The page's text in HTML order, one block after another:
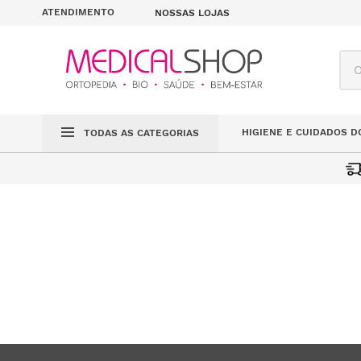
ATENDIMENTO NOSSAS LOJAS
O
TODAS AS CATEGORIAS HIGIENE E CUIDADOS